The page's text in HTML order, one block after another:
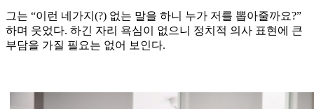
그는 “이런 네가지(?) 없는 말을 하니 누가 저를 뽑아줄까요?”
하며 웃었다. 하긴 자리 욕심이 없으니 정치적 의사 표현에 큰
부담을 가질 필요는 없어 보인다.